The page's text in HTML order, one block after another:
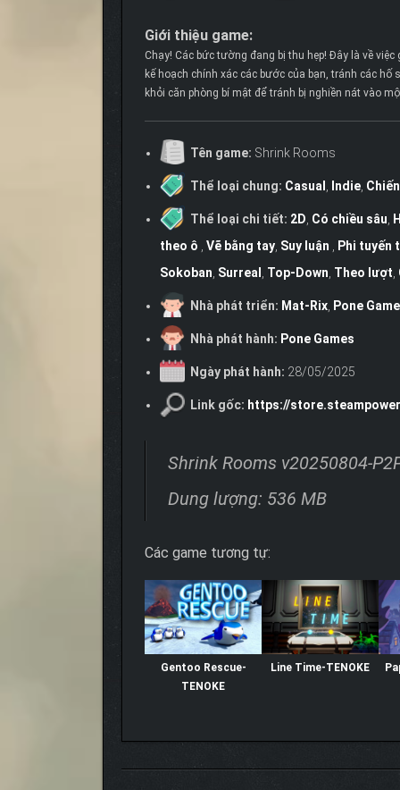
Giới thiệu game:
Chạy! Các bức tường đang bị thu hẹp! Đây là về
kế hoạch chính xác các bước của bạn, tránh các
khỏi căn phòng bí mật để tránh bị nghiền nát vào
Tên game: Shrink Rooms
Thể loại chung: Casual , Indie,
Thể loại chi tiết: 2D, Có chiều sâu,
theo ô , Vẽ bằng tay, Suy luận , Phi tuyến
Sokoban, Surreal , Top-Down, Theo lượt,
Nhà phát triển: Mat-Rix, Pone
Nhà phát hành: Pone Games
Ngày phát hành: 28/05/2025
Link gốc: https://
Shrink Rooms v20250804-
Dung lượng: 536 MB
Các game tương tự:
Gentoo Rescue-
TENOKE
Line Time-TENOKE